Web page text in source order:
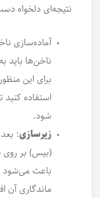
نتیجه‌ای دلخواه
آماده‌سازی
ناخن‌ها
برای این
استفاده
شود.
زیرسازی:
(بیس) بر روی
باعث می‌شود
ماندگاری آن